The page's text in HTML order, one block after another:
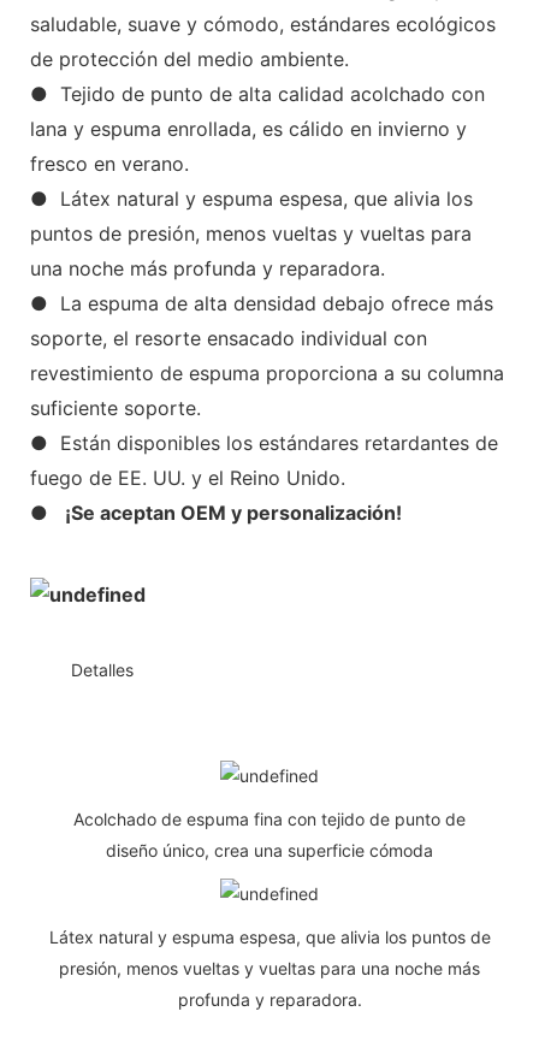
saludable, suave y cómodo, estándares ecológicos
de protección del medio ambiente.
● Tejido de punto de alta calidad acolchado con
lana y espuma enrollada, es cálido en invierno y
fresco en verano.
● Látex natural y espuma espesa, que alivia los
puntos de presión, menos vueltas y vueltas para
una noche más profunda y reparadora.
● La espuma de alta densidad debajo ofrece más
soporte, el resorte ensacado individual con
revestimiento de espuma proporciona a su columna
suficiente soporte.
● Están disponibles los estándares retardantes de
fuego de EE. UU. y el Reino Unido.
●
¡Se aceptan OEM y personalización!
Detalles
Acolchado de espuma fina con tejido de punto de
diseño único, crea una superficie cómoda
Látex natural y espuma espesa, que alivia los puntos de
presión, menos vueltas y vueltas para una noche más
profunda y reparadora.